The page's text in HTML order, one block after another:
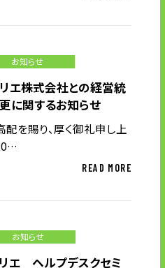
お知らせ
リエ株式会社との経営統
に関するお知らせ
を賜り、厚く御礼申し上
READ MORE
お知らせ
リエ ヘルプデスクセミ